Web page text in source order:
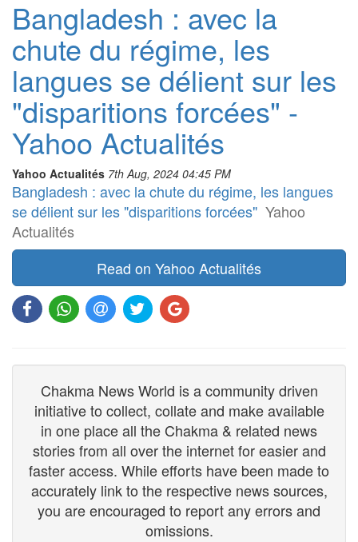
Bangladesh : avec la
chute du régime, les
langues se délient sur les
"disparitions forcées" -
Yahoo Actualités
Yahoo Actualités 7th Aug, 2024 04:45 PM
Bangladesh : avec la chute du régime, les langues
se délient sur les "disparitions forcées" Yahoo
Actualités
Read on Yahoo Actualités
Chakma News World is a community driven
initiative to collect, collate and make available
in one place all the Chakma & related news
stories from all over the internet for easier and
faster access. While efforts have been made to
accurately link to the respective news sources,
you are encouraged to report any errors and
omissions.